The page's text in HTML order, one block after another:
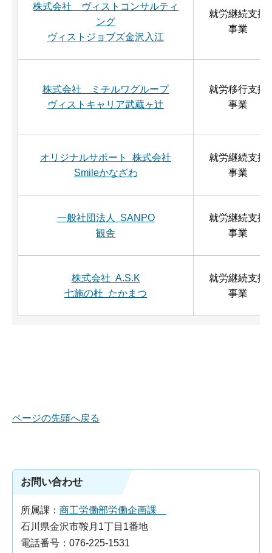
株式会社 ヴィストコンサルティ
ング
ヴィストジョブズ金沢入江
就労継続支援
事業
株式会社 ミチルワグループ
ヴィストキャリア武蔵ヶ辻
就労移行支援
事業
オリジナルサポート 株式会社
Smileかなざわ
就労継続支援
事業
一般社団法人 SANPO
観舎
就労継続支援
事業
株式会社 A.S.K
七施の杜 たかまつ
就労継続支援
事業
ページの先頭へ戻る
お問い合わせ
所属課： 商工労働部労働企画課
石川県金沢市鞍月1丁目1番地
電話番号：076-225-1531